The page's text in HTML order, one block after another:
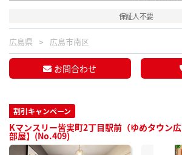
保証人不要
広島県 広島市南区
お問合わせ
割引キャンペーン
Kマンスリー皆実町2丁目駅前（ゆめタウン
部屋】(No.409)